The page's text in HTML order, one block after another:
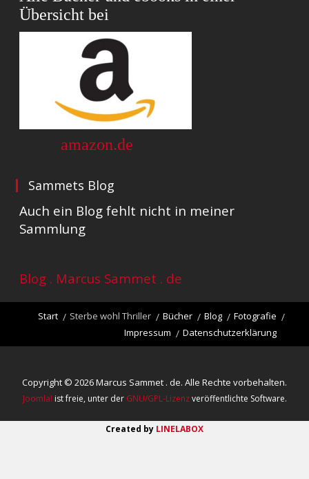
Übersicht bei
amazon.de
Sammets Blog
Auch ein Blog fehlt nicht in meiner
Sammlung
Blog . Marcus Sammet . de
Start Sterbe wohl Thriller Bücher Blog
Fotografie
Impressum
Datenschutzerklärung
Copyright © 2026 Marcus Sammet . de. Alle Rechte vorbehalten.
Joomla! ist freie, unter der GNU/GPL-Lizenzveröffentlichte Software.
Created by LINELABOX